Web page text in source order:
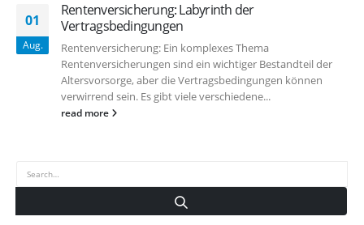
01
Aug.
Rentenversicherung: Labyrinth der
Vertragsbedingungen
Rentenversicherung: Ein komplexes Thema
Rentenversicherungen sind ein wichtiger Bestandteil der
Altersvorsorge, aber die Vertragsbedingungen können
verwirrend sein. Es gibt viele verschiedene...
read more